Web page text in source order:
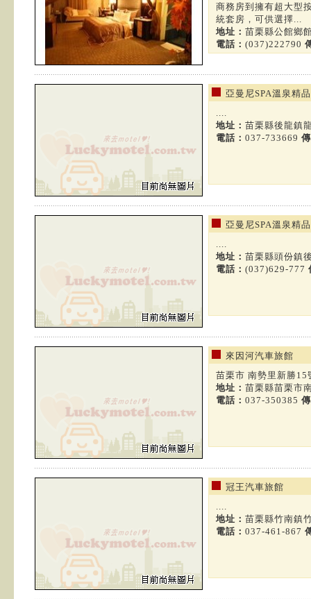
商務房到擁有超大型
統套房，可供選擇...
地址： 苗栗縣公館鄉
電話： (037)222790
亞曼尼SPA溫泉精
....
地址： 苗栗縣後龍鎮
電話： 037-733669
亞曼尼SPA溫泉精
....
地址： 苗栗縣頭份鎮
電話： (037)629-777
來因河汽車旅館
苗栗市 南勢里新勝15
地址： 苗栗縣苗栗市
電話： 037-350385
冠王汽車旅館
....
地址： 苗栗縣竹南鎮
電話： 037-461-867